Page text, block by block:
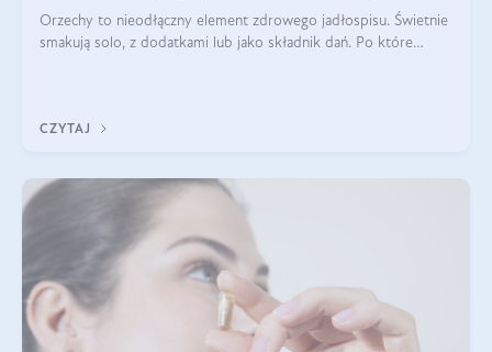
Orzechy to nieodłączny element zdrowego jadłospisu. Świetnie
smakują solo, z dodatkami lub jako składnik dań. Po które
CZYTAJ